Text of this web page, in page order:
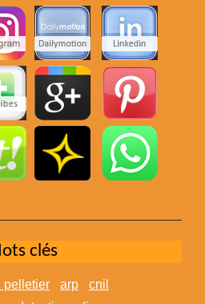
clés
pelletier arp
cnil